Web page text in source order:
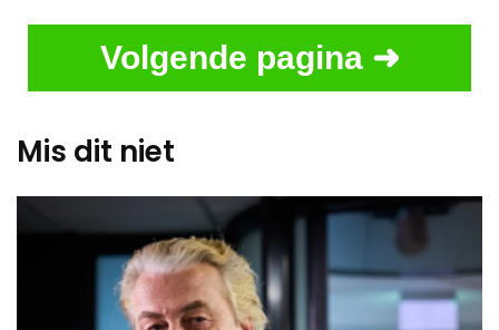
Volgende pagina ➜
Mis dit niet